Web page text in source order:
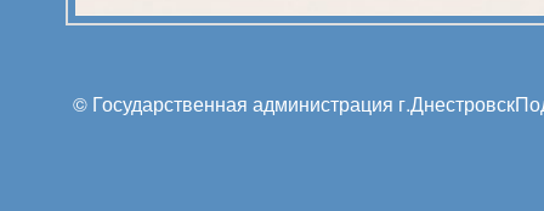
© Государственная администрация г.Днестровск